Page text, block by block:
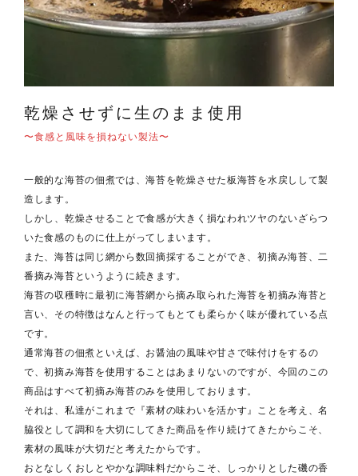
乾燥させずに生のまま使用
〜食感と風味を損ねない製法〜
一般的な海苔の佃煮では、海苔を乾燥させた板海苔を水戻しして製
造します。
しかし、乾燥させることで食感が大きく損なわれツヤのないざらつ
いた食感のものに仕上がってしまいます。
また、海苔は同じ網から数回摘採することができ、初摘み海苔、二
番摘み海苔というように続きます。
海苔の収穫時に最初に海苔網から摘み取られた海苔を初摘み海苔と
言い、その特徴はなんと行ってもとても柔らかく味が優れている点
です。
通常海苔の佃煮といえば、お醤油の風味や甘さで味付けをするの
で、初摘み海苔を使用することはあまりないのですが、今回のこの
商品はすべて初摘み海苔のみを使用しております。
それは、私達がこれまで『素材の味わいを活かす』ことを考え、名
脇役として調和を大切にしてきた商品を作り続けてきたからこそ、
素材の風味が大切だと考えたからです。
おとなしくおしとやかな調味料だからこそ、しっかりとした磯の香